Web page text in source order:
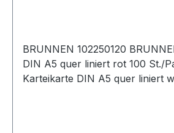
BRUNNEN 102250120
DIN A5 quer liniert rot 100 St./Pack. BRUNNEN
Karteikarte DIN A5 quer liniert